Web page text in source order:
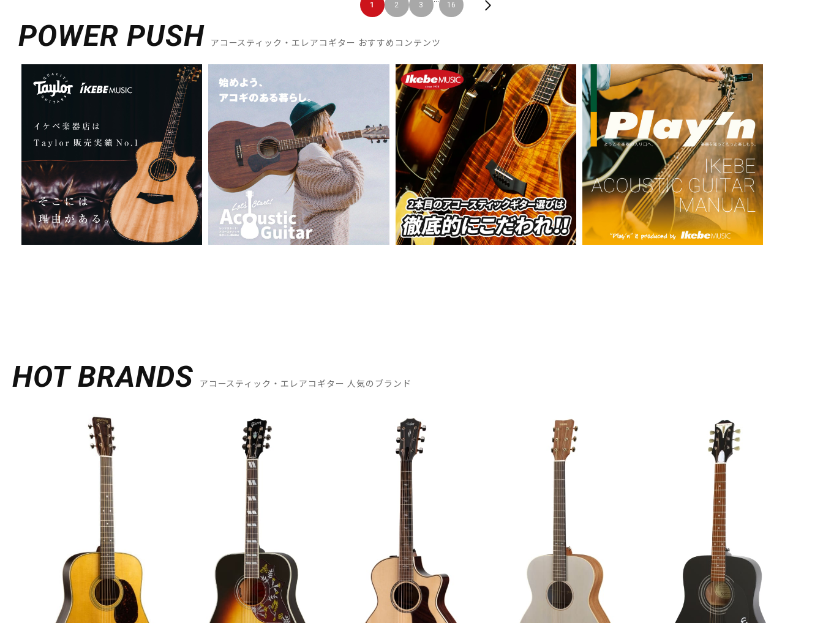
1 2 3 16
POWER PUSH アコースティック・エレアコギター おすすめコンテンツ
HOT BRANDS アコースティック・エレアコギター 人気のブランド